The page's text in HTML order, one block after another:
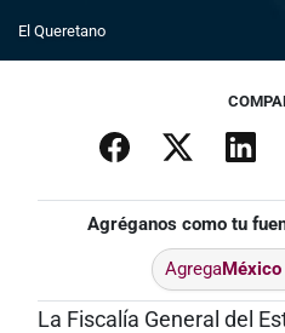
El Queretano
Agréganos como tu
Agrega
La Fiscalía General del